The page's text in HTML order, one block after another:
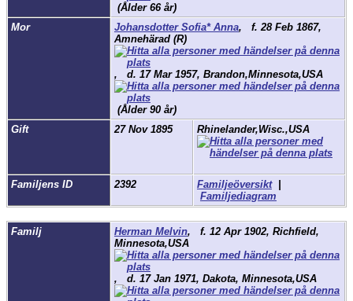
(Ålder 66 år)
Mor
Johansdotter Sofia* Anna, f. 28 Feb 1867,
Amnehärad (R)
, d. 17 Mar 1957, Brandon,Minnesota,USA
(Ålder 90 år)
Gift
27 Nov 1895 Rhinelander,Wisc.,USA
Familjens ID 2392 Familjeöversikt|
Familjediagram
Familj Herman Melvin, f. 12 Apr 1902, Richfield,
Minnesota,USA
, d. 17 Jan 1971, Dakota, Minnesota,USA